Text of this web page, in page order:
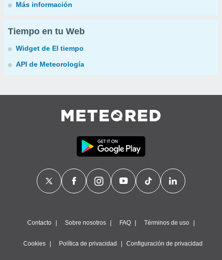
Más información
Tiempo en tu Web
Widget de El tiempo
API de Meteorología
Contacto Sobre nosotros FAQ Términos de uso
Cookies Política de privacidad Configuración de privacidad